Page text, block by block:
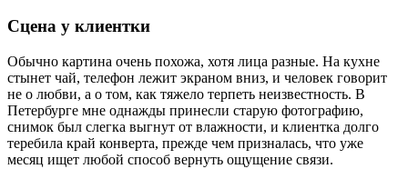
Сцена у клиентки
Обычно картина очень похожа, хотя лица разные. На кухне
стынет чай, телефон лежит экраном вниз, и человек говорит
не о любви, а о том, как тяжело терпеть неизвестность. В
Петербурге мне однажды принесли старую фотографию,
снимок был слегка выгнут от влажности, и клиентка долго
теребила край конверта, прежде чем призналась, что уже
месяц ищет любой способ вернуть ощущение связи.